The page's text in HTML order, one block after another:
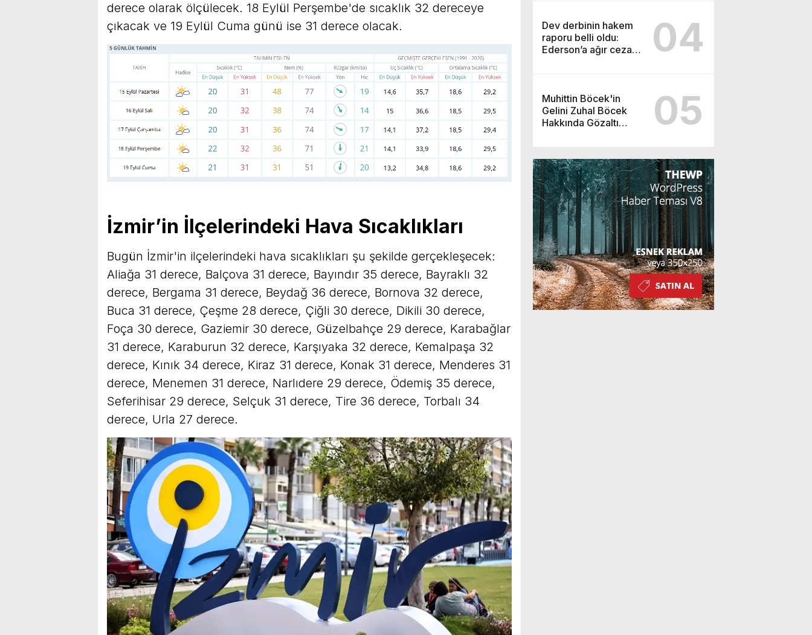
Dev derbinin hakem
raporu belli oldu:
Ederson’a ağır ceza
04
Muhittin Böcek'in
Gelini Zuhal Böcek
Hakkında Gözaltı
05
derece olarak ölçülecek. 18 Eylül Perşembe'de sıcaklık 32 dereceye
çıkacak ve 19 Eylül Cuma günü ise 31 derece olacak.
İzmir’in İlçelerindeki Hava Sıcaklıkları
Bugün İzmir'in ilçelerindeki hava sıcaklıkları şu şekilde gerçekleşecek:
Aliağa 31 derece, Balçova 31 derece, Bayındır 35 derece, Bayraklı 32
derece, Bergama 31 derece, Beydağ 36 derece, Bornova 32 derece,
Buca 31 derece, Çeşme 28 derece, Çiğli 30 derece, Dikili 30 derece,
Foça 30 derece, Gaziemir 30 derece, Güzelbahçe 29 derece, Karabağlar
31 derece, Karaburun 32 derece, Karşıyaka 32 derece, Kemalpaşa 32
derece, Kınık 34 derece, Kiraz 31 derece, Konak 31 derece, Menderes 31
derece, Menemen 31 derece, Narlıdere 29 derece, Ödemiş 35 derece,
Seferihisar 29 derece, Selçuk 31 derece, Tire 36 derece, Torbalı 34
derece, Urla 27 derece.